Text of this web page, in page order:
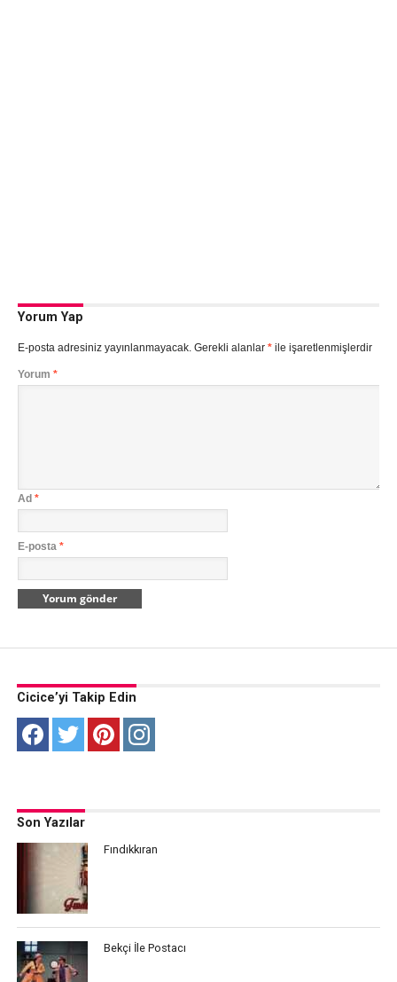
Yorum Yap
E-posta adresiniz yayınlanmayacak. Gerekli alanlar *ile işaretlenmişlerdir
Yorum *
Ad *
E-posta *
Cicice’yi Takip Edin
Son Yazılar
Fındıkkıran
Bekçi İle Postacı